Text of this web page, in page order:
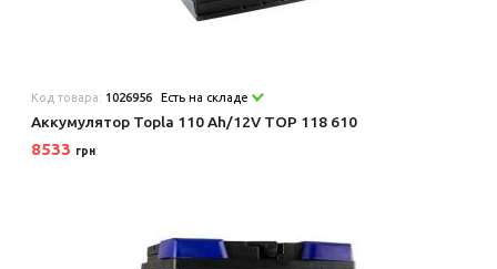
Код товара: 1026956 Есть на складе
Аккумулятор Topla 110 Ah/12V TOP 118 610
8533 грн